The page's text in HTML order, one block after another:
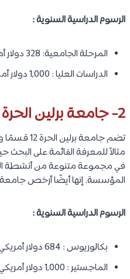
الرسوم الدراسية السنوية :
المرحلة الجامعية: 328 دولار أمريكي.
الدراسات العليا : 1,000 دولار أمريكي.
2- جامعة برلين الحرة :
في مجموعة متنوعة من أنشطة
المؤسسة. إنها أيضًا أرخص جامعة
الرسوم الدراسية السنوية :
بكالوريوس : 684 دولار أمريكي.
الماجستير : 1,000 دولار أمريكي.